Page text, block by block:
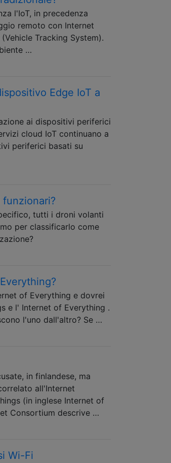
l'IoT, in precedenza
remoto con Internet
Tracking System).
…
Edge IoT a
ai dispositivi periferici
cloud IoT continuano a
periferici basati su
tutti i droni volanti
per classificarlo come
of Everything e dovrei
e l' Internet of Everything .
l'uno dall'altro? Se …
in finlandese, ma
all'Internet
(in inglese Internet of
Consortium descrive …
Wi-Fi